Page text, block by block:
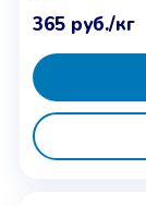
365 руб./кг